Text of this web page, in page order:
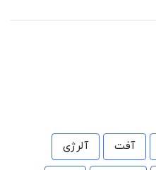
آفت آلرژی